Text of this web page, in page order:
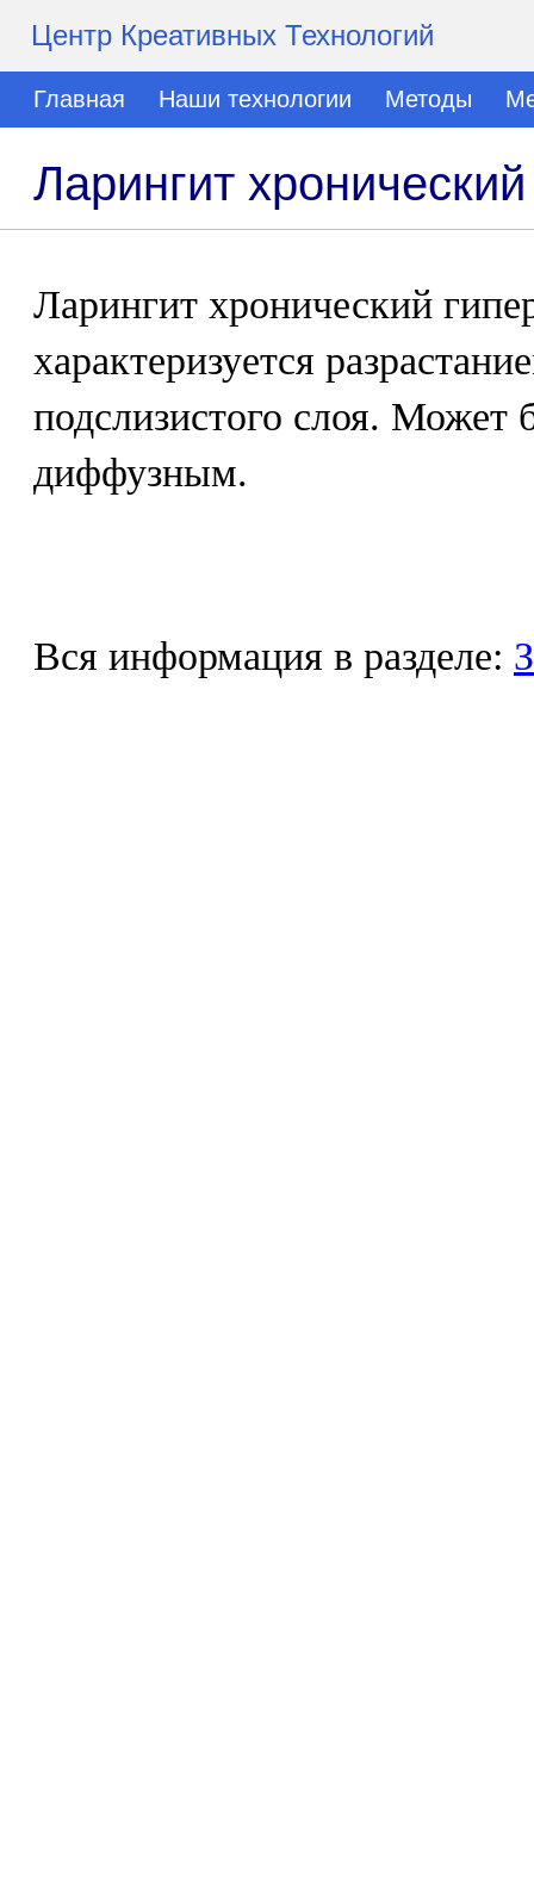
Центр Креативных Технологий
Главная Наши технологии Методы
Ларингит
Ларингит хронический
характеризуется
подслизистого слоя.
диффузным.
Вся информация в разделе: